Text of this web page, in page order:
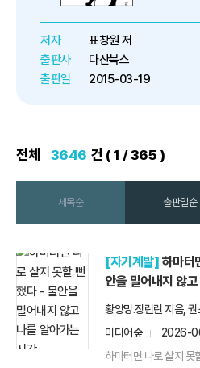
고, 한정된
저자
표창원 저
출판사
다산북스
출판일
2015-03-19
전체 3646 건 ( 1 / 365 )
제목순 출판일순
[자기계발] 하마터
안을 밀어내지 않
황양밍.장린린 지음, 권
미디어숲
2026-
하마터면 나로 살지 못